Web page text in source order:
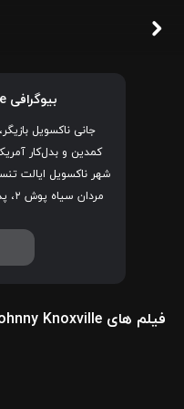
بیوگرافی Johnny Knoxville
جانی ناکسویل
شهر ناکسویل ایالت
پرداخته است. از
به نامزدی دریافت
فیلم های Johnny Knoxville